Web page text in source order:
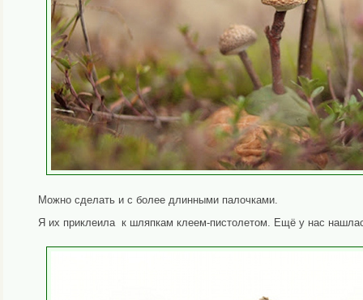
Можно сделать и с более длинными палочками.
Я их приклеила к шляпкам клеем-пистолетом. Ещё у нас